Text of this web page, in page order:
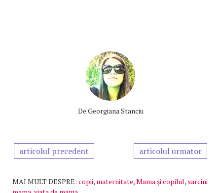
De Georgiana Stanciu
articolul precedent articolul urmator
MAI MULT DESPRE: copii, maternitate,Mama şi copilul, sarcini